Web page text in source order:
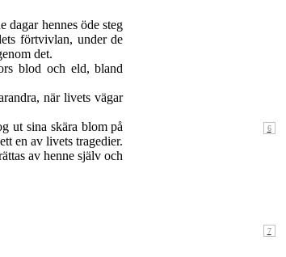
dagar hennes öde steg
förtvivlan, under de
det.
blod och eld, bland
när livets vägar
ut sina skära blom på
en av livets tragedier.
av henne själv och